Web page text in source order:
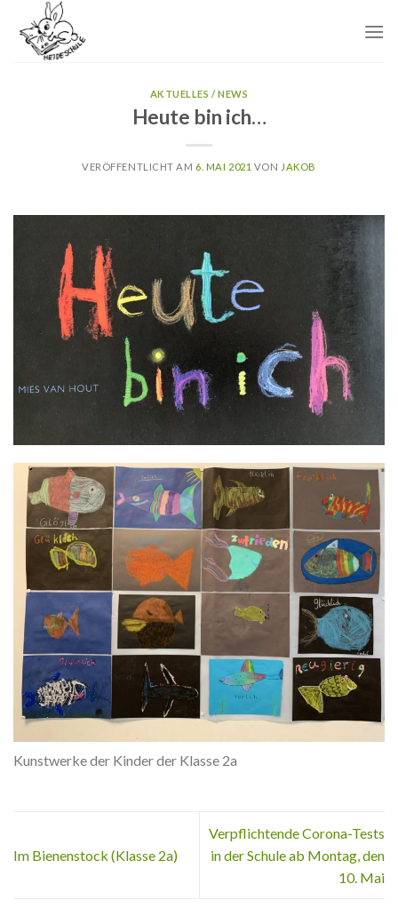
content
AKTUELLES / NEWS
Heute bin ich…
VERÖFFENTLICHT AM 6. MAI 2021 VON JAKOB
Kunstwerke der Kinder der Klasse 2a
Im Bienenstock (Klasse 2a)
Verpflichtende Corona-Tests
in der Schule ab Montag, den
10. Mai